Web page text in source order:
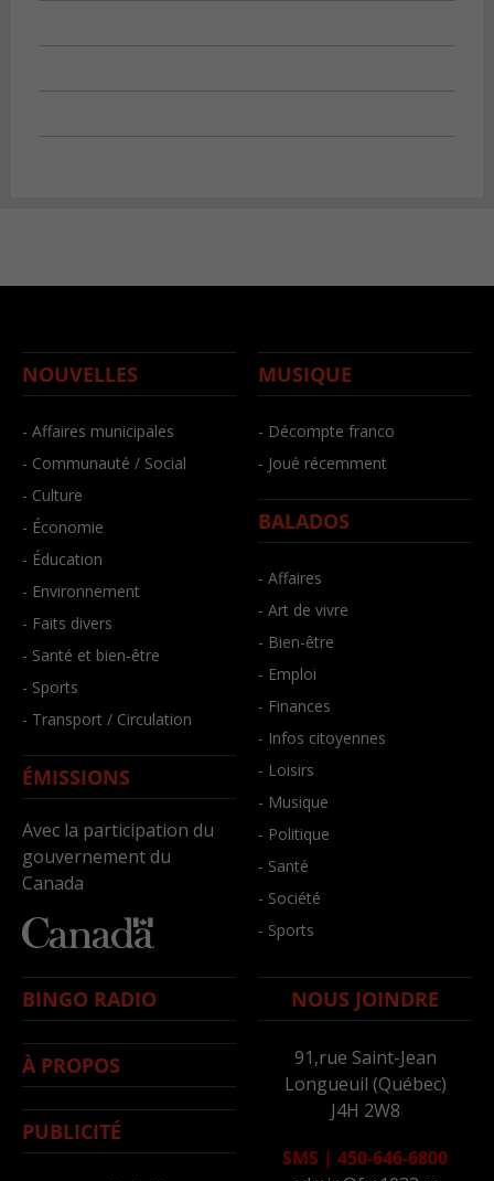
NOUVELLES
- Affaires municipales
- Communauté / Social
- Culture
- Économie
- Éducation
- Environnement
- Faits divers
- Santé et bien-être
- Sports
- Transport / Circulation
ÉMISSIONS
Avec la participation du
gouvernement du
Canada
MUSIQUE
- Décompte franco
- Joué récemment
BALADOS
- Affaires
- Art de vivre
- Bien-être
- Emploi
- Finances
- Infos citoyennes
- Loisirs
- Musique
- Politique
- Santé
- Société
- Sports
BINGO RADIO
À PROPOS
PUBLICITÉ
NOUS JOINDRE
91,rue Saint-Jean
Longueuil (Québec)
J4H 2W8
SMS | 450-646-6800